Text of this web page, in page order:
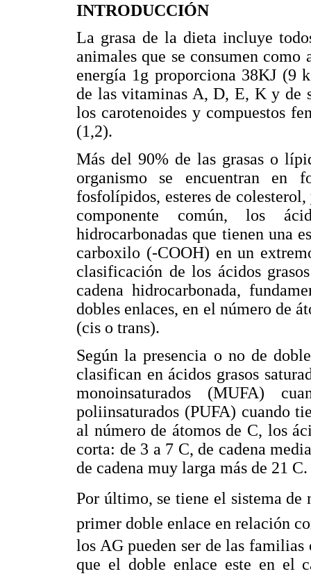
INTRODUCCIÓN
La grasa de la dieta incluye
animales que se consumen
energía 1g proporciona 38KJ (9
de las vitaminas A, D, E, K y de
los carotenoides y compuestos
(1,2).
Más del 90% de las grasas o
organismo se encuentran
fosfolípidos, esteres de
componente común, los
hidrocarbonadas que tienen una
carboxilo (-COOH) en un
clasificación de los ácidos
cadena hidrocarbonada,
dobles enlaces, en el número de
(cis o trans).
Según la presencia o no de
clasifican en ácidos grasos
monoinsaturados (MUFA)
poliinsaturados (PUFA) cuando
al número de átomos de C, los
corta: de 3 a 7 C, de cadena
de cadena muy larga más de 21 C.
Por último, se tiene el sistema de
primer doble enlace en relación
los AG pueden ser de las
que el doble enlace este en el